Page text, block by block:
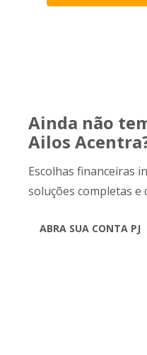
Ainda não
Ailos
Escolhas financeiras
soluções completas e
ABRA SUA CONTA PJ